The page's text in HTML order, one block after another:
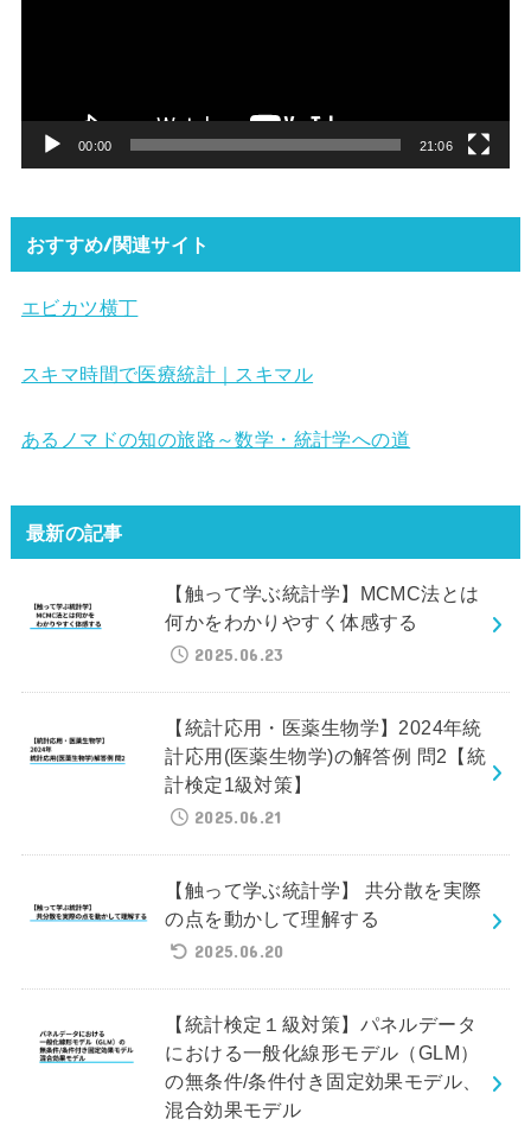
00:00 21:06
おすすめ/関連サイト
エビカツ横丁
スキマ時間で医療統計｜スキマル
あるノマドの知の旅路～数学・統計学への道
最新の記事
【触って学ぶ統計学】MCMC法とは
何かをわかりやすく体感する
2025.06.23
【統計応用・医薬生物学】2024年統
計応用(医薬生物学)の解答例 問2【統
計検定1級対策】
2025.06.21
【触って学ぶ統計学】 共分散を実際
の点を動かして理解する
2025.06.20
【統計検定１級対策】パネルデータ
における一般化線形モデル（GLM）
の無条件/条件付き固定効果モデル、
混合効果モデル